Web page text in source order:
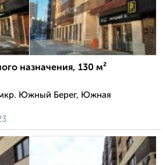
назначения, 130 м²
Южный Берег, Южная